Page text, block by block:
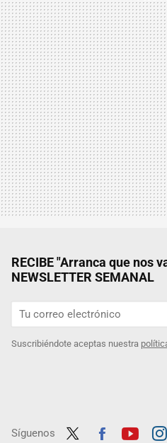
RECIBE "Arranca que nos
NEWSLETTER SEMANAL
Suscribiéndote aceptas nuestra
Síguenos